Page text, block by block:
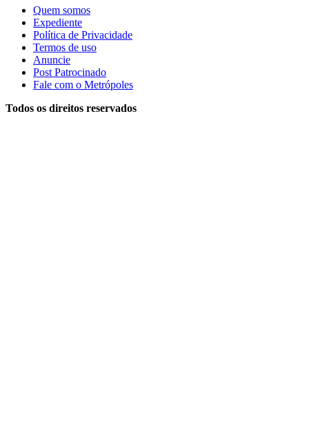
Quem somos
Expediente
Política de Privacidade
Termos de uso
Anuncie
Post Patrocinado
Fale com o Metrópoles
Todos os direitos reservados